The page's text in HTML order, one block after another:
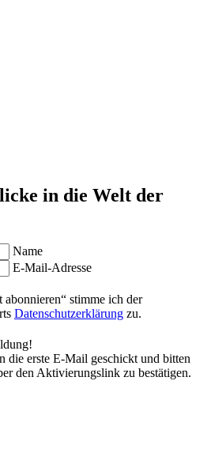
in die Welt der
Name
E-Mail-Adresse
stimme ich der
Datenschutzerklärung zu.
die erste E-Mail geschickt und bitten
den Aktivierungslink zu bestätigen.